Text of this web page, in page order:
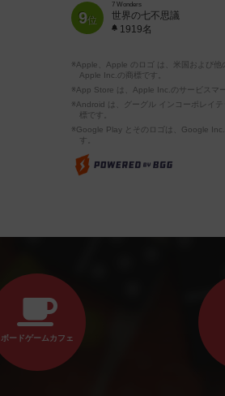
9位
7 Wonders
世界の七不思議
1919名
※Apple、Apple のロゴ は、米国および他
Apple Inc.の商標です。
※App Store は、Apple Inc.のサービスマー
※Android は、グーグル インコーポレイテ
標です。
※Google Play とそのロゴは、Google
す。
ボードゲームカフェ